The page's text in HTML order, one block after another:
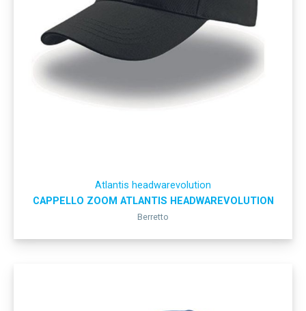
Atlantis headwarevolution
CAPPELLO ZOOM ATLANTIS HEADWAREVOLUTION
Berretto